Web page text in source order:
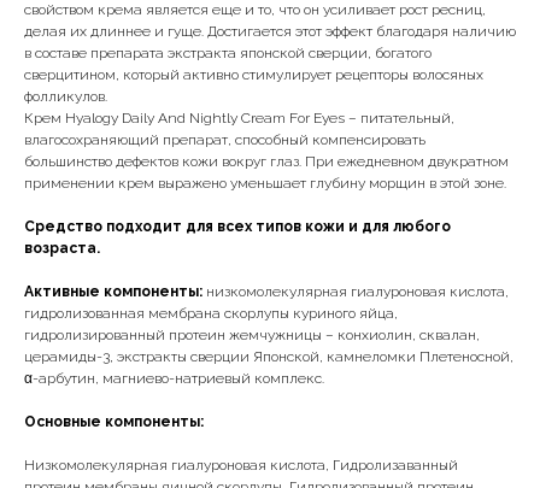
свойством крема является еще и то, что он усиливает рост ресниц,
делая их длиннее и гуще. Достигается этот эффект благодаря наличию
в составе препарата экстракта японской сверции, богатого
сверцитином, который активно стимулирует рецепторы волосяных
фолликулов.
Крем Hyalogy Daily And Nightly Cream For Eyes – питательный,
влагосохраняющий препарат, способный компенсировать
большинство дефектов кожи вокруг глаз. При ежедневном двукратном
применении крем выражено уменьшает глубину морщин в этой зоне.
Средство подходит для всех типов кожи и для любого
возраста.
Активные компоненты: низкомолекулярная гиалуроновая кислота,
гидролизованная мембрана скорлупы куриного яйца,
гидролизированный протеин жемчужницы – конхиолин, сквалан,
церамиды-3, экстракты сверции Японской, камнеломки Плетеносной,
α-арбутин, магниево-натриевый комплекс.
Основные компоненты:
Низкомолекулярная гиалуроновая кислота, Гидролизаванный